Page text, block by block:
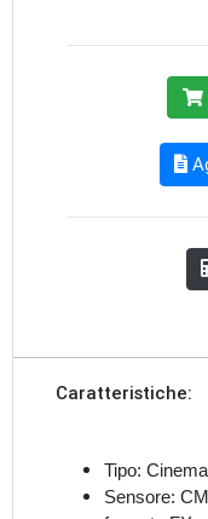
Caratteristiche:
Tipo:
Sensore: